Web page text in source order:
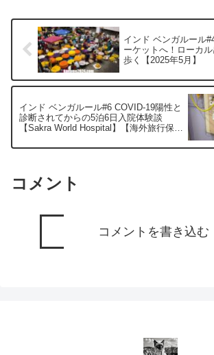
インド ベンガルール
ーケットへ！ローカ
歩く【2025年5月】
インド ベンガルール#6 COVID-19陽性と
診断されてからの5泊6日入院体験談
【Sakra World Hospital】【海外旅行保険
コメント
コメントを書き込む